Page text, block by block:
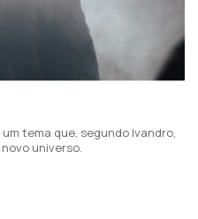
tema que, segundo Ivandro,
universo.